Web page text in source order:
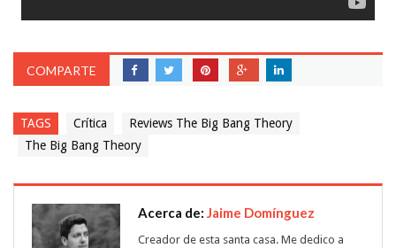
COMPARTE
TAGS Crítica
Reviews The Big Bang Theory
The Big Bang Theory
Acerca de: Jaime Domínguez
Creador de esta santa casa. Me dedico a